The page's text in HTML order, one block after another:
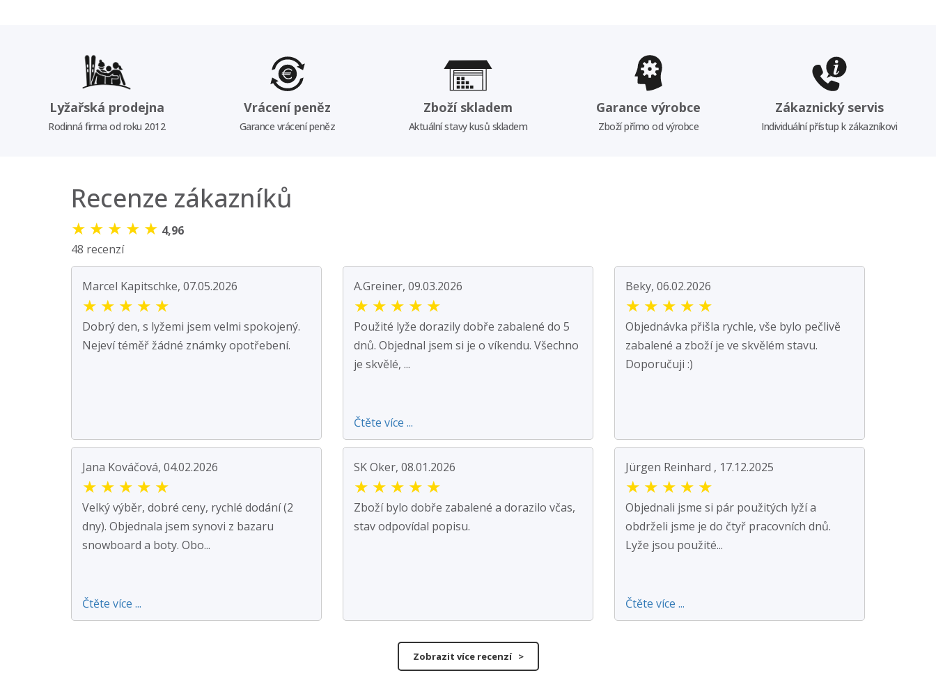
Lyžařská prodejna
Rodinná firma od roku 2012
Vrácení peněz
Garance vrácení peněz
Zboží skladem
Aktuální stavy kusů skladem
Garance výrobce
Zboží přímo od výrobce
Zákaznický servis
Individuální přístup k zákazníkovi
Recenze zákazníků
★ ★ ★ ★ ★ 4,96
48 recenzí
Marcel Kapitschke, 07.05.2026
★ ★ ★ ★ ★
Dobrý den, s lyžemi jsem velmi spokojený.
Nejeví téměř žádné známky opotřebení.
A.Greiner, 09.03.2026
★ ★ ★ ★ ★
Použité lyže dorazily dobře zabalené do 5
dnů. Objednal jsem si je o víkendu. Všechno
je skvělé, ...
Čtěte více ...
Beky, 06.02.2026
★ ★ ★ ★ ★
Objednávka přišla rychle, vše bylo pečlivě
zabalené a zboží je ve skvělém stavu.
Doporučuji :)
Jana Kováčová, 04.02.2026
★ ★ ★ ★ ★
Velký výběr, dobré ceny, rychlé dodání (2
dny). Objednala jsem synovi z bazaru
snowboard a boty. Obo...
Čtěte více ...
SK Oker, 08.01.2026
★ ★ ★ ★ ★
Zboží bylo dobře zabalené a dorazilo včas,
stav odpovídal popisu.
Jürgen Reinhard , 17.12.2025
★ ★ ★ ★ ★
Objednali jsme si pár použitých lyží a
obdrželi jsme je do čtyř pracovních dnů.
Lyže jsou použité...
Čtěte více ...
Zobrazit více recenzí >